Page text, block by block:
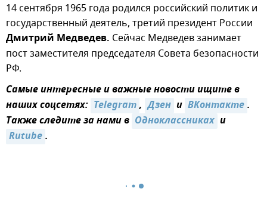
14 сентября 1965 года родился российский политик и
государственный деятель, третий президент России
Дмитрий Медведев. Сейчас Медведев занимает
пост заместителя председателя Совета безопасности
РФ.
Самые интересные и важные новости ищите в
наших соцсетях: Telegram, Дзен и ВКонтакте.
Также следите за нами в Одноклассниках и
Rutube.